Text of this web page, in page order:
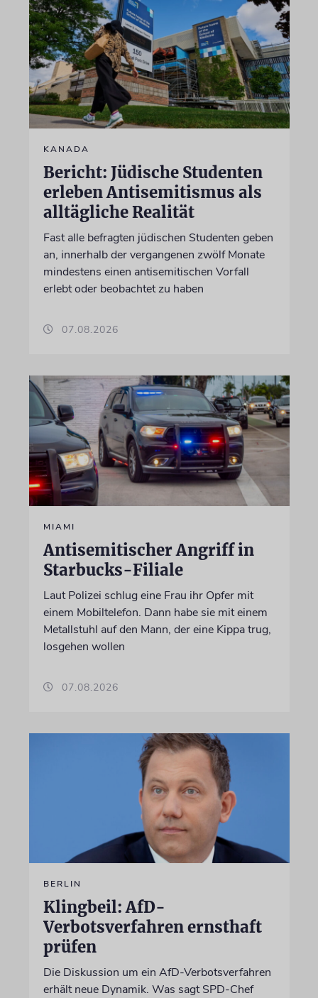
KANADA
Bericht: Jüdische Studenten
erleben Antisemitismus als
alltägliche Realität
Fast alle befragten jüdischen Studenten geben
an, innerhalb der vergangenen zwölf Monate
mindestens einen antisemitischen Vorfall
erlebt oder beobachtet zu haben
07.08.2026
MIAMI
Antisemitischer Angriff in
Starbucks-Filiale
Laut Polizei schlug eine Frau ihr Opfer mit
einem Mobiltelefon. Dann habe sie mit einem
Metallstuhl auf den Mann, der eine Kippa trug,
losgehen wollen
07.08.2026
BERLIN
Klingbeil: AfD-
Verbotsverfahren ernsthaft
prüfen
Die Diskussion um ein AfD-Verbotsverfahren
erhält neue Dynamik. Was sagt SPD-Chef